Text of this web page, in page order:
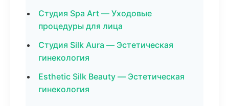
Студия Spa Art — Уходовые
процедуры для лица
Студия Silk Aura — Эстетическая
гинекология
Esthetic Silk Beauty — Эстетическая
гинекология